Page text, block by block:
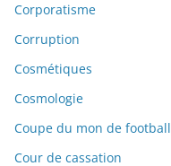
Corporatisme
Corruption
Cosmétiques
Cosmologie
Coupe du mon de football
Cour de cassation